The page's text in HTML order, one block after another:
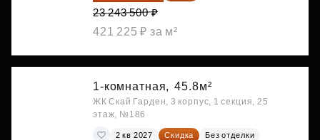
23 243 500 ₽
421 225 ₽ за м²
1-комнатная, 45.8м²
ЖК Скай Гарден, 3 корпус, 1 секция, 25
этаж, №186
2 кв 2027 Скидка
Без отделки